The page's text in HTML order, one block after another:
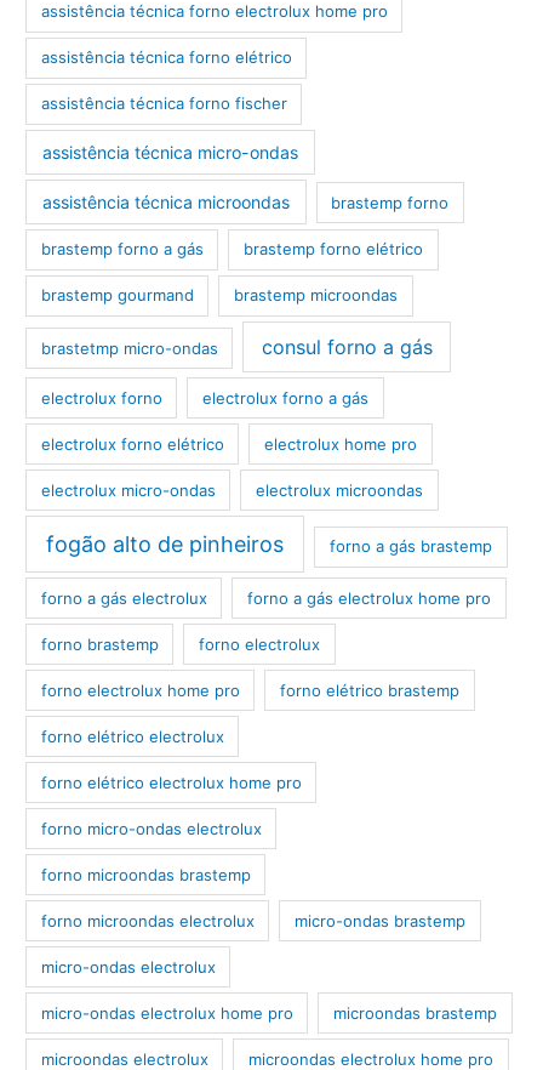
assistência técnica forno electrolux home pro
assistência técnica forno elétrico
assistência técnica forno fischer
assistência técnica micro-ondas
assistência técnica microondas brastemp forno
brastemp forno a gás brastemp forno elétrico
brastemp gourmand brastemp microondas
brastetmp micro-ondas consul forno a gás
electrolux forno electrolux forno a gás
electrolux forno elétrico electrolux home pro
electrolux micro-ondas electrolux microondas
fogão alto de pinheiros forno a gás brastemp
forno a gás electrolux forno a gás electrolux home pro
forno brastemp forno electrolux
forno electrolux home pro forno elétrico brastemp
forno elétrico electrolux
forno elétrico electrolux home pro
forno micro-ondas electrolux
forno microondas brastemp
forno microondas electrolux micro-ondas brastemp
micro-ondas electrolux
micro-ondas electrolux home pro microondas brastemp
microondas electrolux microondas electrolux home pro